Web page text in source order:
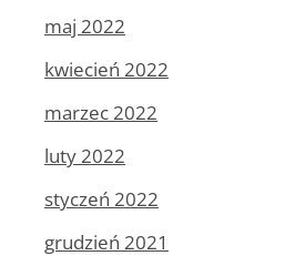
maj 2022
kwiecień 2022
marzec 2022
luty 2022
styczeń 2022
grudzień 2021